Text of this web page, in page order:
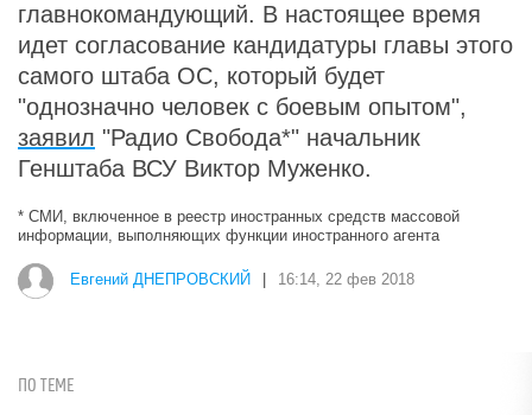
главнокомандующий. В настоящее время
идет согласование кандидатуры главы этого
самого штаба ОС, который будет
"однозначно человек с боевым опытом",
заявил "Радио Свобода*" начальник
Генштаба ВСУ Виктор Муженко.
* СМИ, включенное в реестр иностранных средств массовой
информации, выполняющих функции иностранного агента
Евгений ДНЕПРОВСКИЙ 16:14, 22 фев 2018
ПО ТЕМЕ